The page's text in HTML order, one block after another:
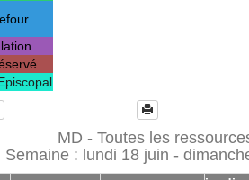
MD - Toutes les
Semaine : lundi 18 juin -